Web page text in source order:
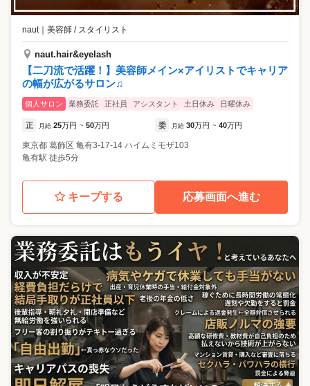
naut｜ 美容師 / スタイリスト
naut.hair&eyelash
【二刀流で活躍！】美容師メイン×アイリストでキャリア
の幅が広がるサロン♫
個人サロン 業務委託 正社員 アシスタント 土日休み 日曜休み
正 月給 25万円 ~ 50万円 委 月給 30万円 ~ 40万円
東京都 葛飾区 亀有3-17-14 ハイムミモザ103
亀有駅 徒歩5分
キープする 応募画面へ進む